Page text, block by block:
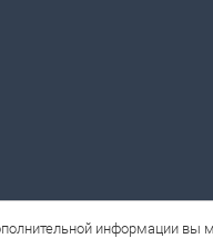
информации вы